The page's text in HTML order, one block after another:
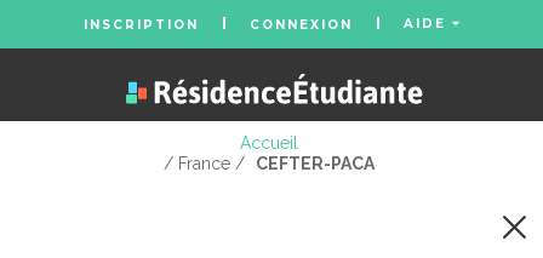
INSCRIPTION CONNEXION AIDE
Accueil
/ France /
CEFTER-PACA